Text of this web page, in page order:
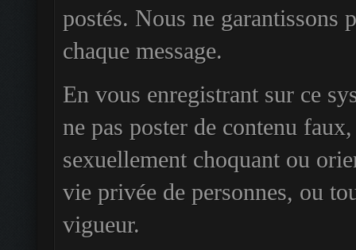
postés. Nous ne garantissons
chaque message.
En vous enregistrant sur ce
ne pas poster de contenu
sexuellement choquant ou
vie privée de personnes, ou
vigueur.